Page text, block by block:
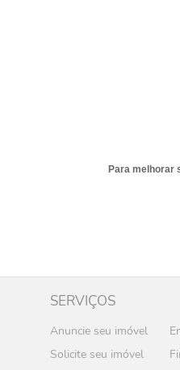
Para melhorar
SERVIÇOS
Anuncie seu imóvel
Solicite seu imóvel